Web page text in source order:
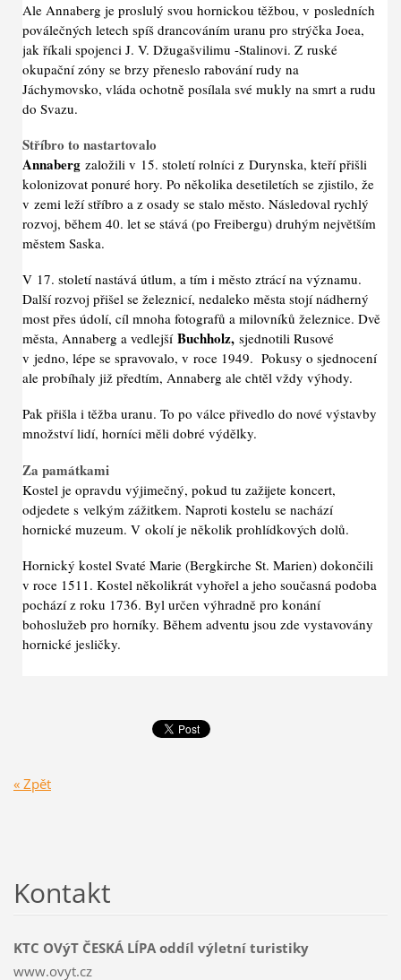
Ale Annaberg je proslulý svou hornickou těžbou, v posledních
poválečných letech spíš drancováním uranu pro strýčka Joea,
jak říkali spojenci J. V. Džugašvilimu -Stalinovi. Z ruské
okupační zóny se brzy přeneslo rabování rudy na
Jáchymovsko, vláda ochotně posílala své mukly na smrt a rudu
do Svazu.
Stříbro to nastartovalo
Annabergzaložili v 15. století rolníci z Durynska, kteří přišli
kolonizovat ponuré hory. Po několika desetiletích se zjistilo, že
v zemi leží stříbro a z osady se stalo město. Následoval rychlý
rozvoj, během 40. let se stává (po Freibergu) druhým největším
městem Saska.
V 17. století nastává útlum, a tím i město ztrácí na významu.
Další rozvoj přišel se železnicí, nedaleko města stojí nádherný
most přes údolí, cíl mnoha fotografů a milovníků železnice. Dvě
města, Annaberg a vedlejší Buchholz, sjednotili Rusové
v jedno, lépe se spravovalo, v roce 1949. Pokusy o sjednocení
ale probíhaly již předtím, Annaberg ale chtěl vždy výhody.
Pak přišla i těžba uranu. To po válce přivedlo do nové výstavby
množství lidí, horníci měli dobré výdělky.
Za památkami
Kostel je opravdu výjimečný, pokud tu zažijete koncert,
odjedete s velkým zážitkem. Naproti kostelu se nachází
hornické muzeum. V okolí je několik prohlídkových dolů.
Hornický kostel Svaté Marie (Bergkirche St. Marien) dokončili
v roce 1511. Kostel několikrát vyhořel a jeho současná podoba
pochází z roku 1736. Byl určen výhradně pro konání
bohoslužeb pro horníky. Během adventu jsou zde vystavovány
hornické jesličky.
« Zpět
Kontakt
KTC OVýT ČESKÁ LÍPA oddíl výletní turistiky
www.ovyt.cz